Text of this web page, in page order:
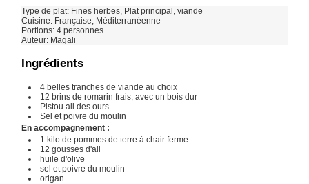
Type de plat: Fines herbes, Plat principal, viande
Cuisine: Française, Méditerranéenne
Portions: 4 personnes
Auteur: Magali
Ingrédients
4 belles tranches de viande au choix
12 brins de romarin frais, avec un bois dur
Pistou ail des ours
Sel et poivre du moulin
En accompagnement :
1 kilo de pommes de terre à chair ferme
12 gousses d'ail
huile d'olive
sel et poivre du moulin
origan